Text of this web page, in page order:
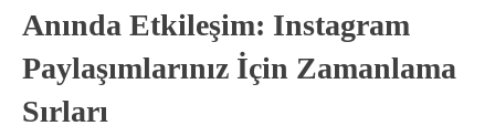
Anında Etkileşim: Instagram
Paylaşımlarınız İçin Zamanlama
Sırları